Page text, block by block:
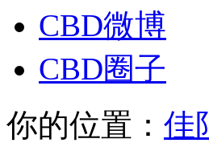
CBD微博
CBD圈子
你的位置： 佳